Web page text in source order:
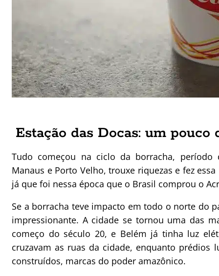
Estação das Docas: um pouco
Tudo começou na ciclo da borracha,
Manaus e Porto Velho, trouxe riquezas e fez
já que foi nessa época que o Brasil comprou o
Se a borracha teve impacto em todo o norte do
impressionante. A cidade se tornou uma das
começo do século 20, e Belém já tinha luz
cruzavam as ruas da cidade, enquanto prédios
construídos, marcas do poder amazônico.